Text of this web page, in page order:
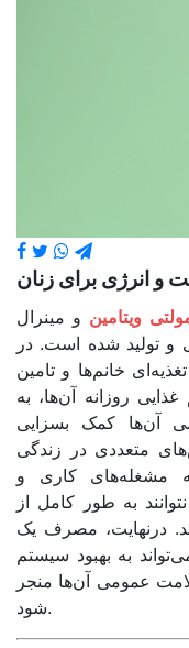
و انرژی برای زنان
ویتامین و مینرال
و تولید شده است. در
خانم‌ها و تامین
روزانه آن‌ها، به
آن‌ها کمک بسزایی
متعددی در زندگی
مشغله‌های کاری و
به طور کامل از
در‌نهایت، مصرف یک
به بهبود سیستم
عمومی آن‌ها منجر
شود.